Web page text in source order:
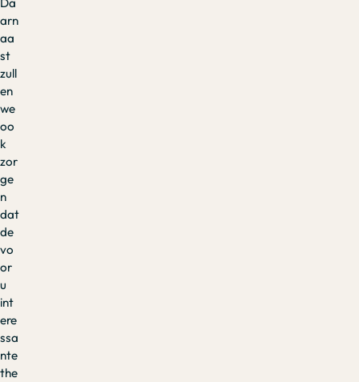
arn
aa
st
zull
en
we
oo
k
zor
ge
n
dat
de
vo
or
u
int
ere
ssa
nte
the